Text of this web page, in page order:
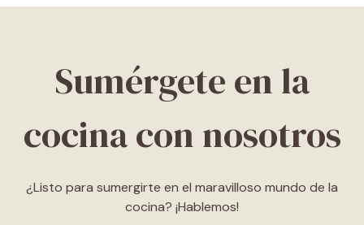
Sumérgete en la
cocina con nosotros
¿Listo para sumergirte en el maravilloso mundo de la
cocina? ¡Hablemos!